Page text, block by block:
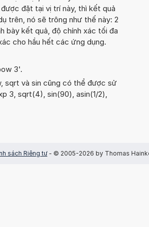
đặt tại vị trí này, thì kết quả
trên, nó sẽ trông như thế này: 2
bày kết quả, độ chính xác tối đa
cho hầu hết các ứng dụng.
3'.
sqrt và sin cũng có thể được sử
3, sqrt(4), sin(90), asin(1/2),
sách Riêng tư - © 2005-2026 by Thomas